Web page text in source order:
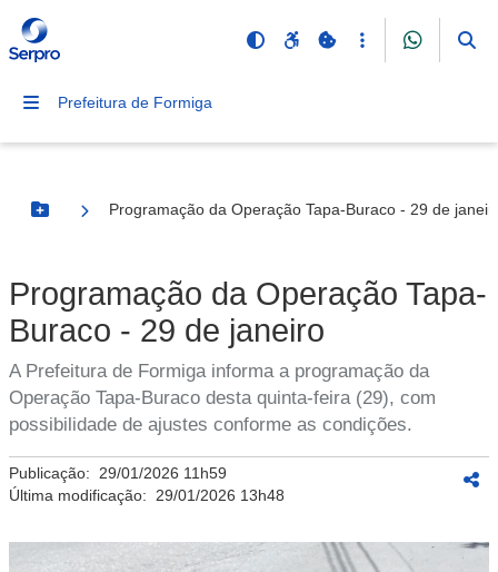
Prefeitura de Formiga
Botão Menu
Programação da Operação Tapa-Buraco - 29 de
Programação da Operação Tapa-
Buraco - 29 de janeiro
A Prefeitura de Formiga informa a programação da
Operação Tapa-Buraco desta quinta-feira (29), com
possibilidade de ajustes conforme as condições.
Publicação: 29/01/2026 11h59
Última modificação: 29/01/2026 13h48